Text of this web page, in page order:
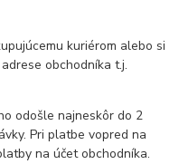
kuriérom alebo si
obchodníka t.j.
odošle najneskôr do 2
Pri platbe vopred na
na účet obchodníka.